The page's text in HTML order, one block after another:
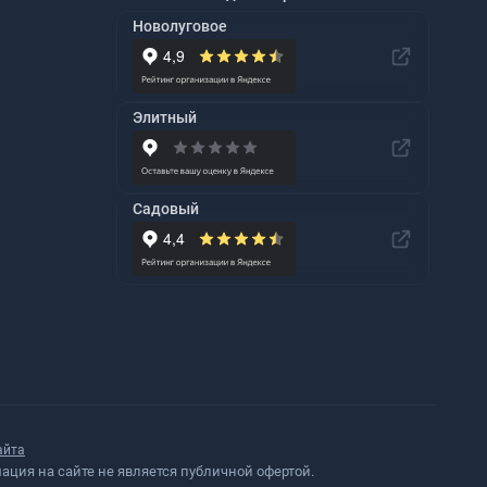
Новолуговое
Элитный
Садовый
на сайте не является публичной офертой.